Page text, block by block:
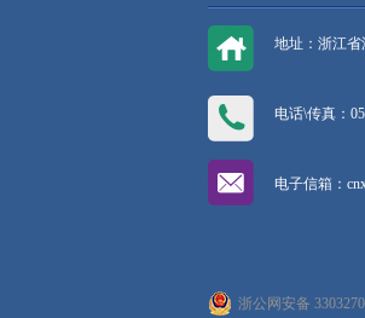
地址：浙江省
电话\传真：
电子信箱：
浙公网安备